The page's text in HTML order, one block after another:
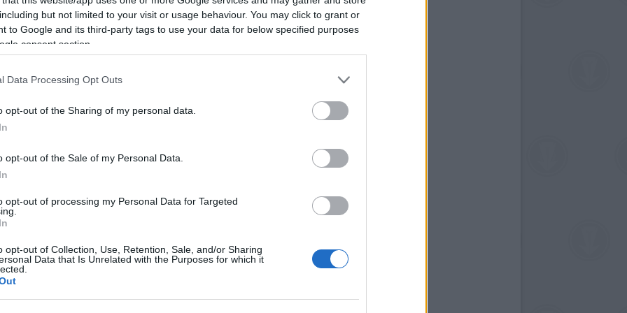
but not limited to your visit or usage behaviour. You may click to grant or
to Google and its third-party tags to use your data for below specified purposes
consent section.
Data Processing Opt Outs
opt-out of the Sharing of my personal data.
opt-out of the Sale of my Personal Data.
opt-out of processing my Personal Data for Targeted
opt-out of Collection, Use, Retention, Sale, and/or Sharing
Data that Is Unrelated with the Purposes for which it
– mint mondta -
akart. Madonna
fotózással.
amit valaha egy
Herb Ritts
ban 15ezer dollárért
of glamour and
egy másik Madonnát
1980-ban készült a Playboy számára, és az